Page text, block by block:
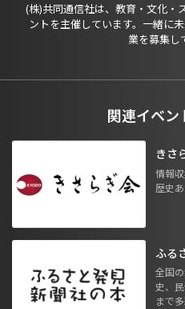
(株)共同通信社は、教育・文化・
ントを主催しています。一緒に
業を募集し
関連イベン
きさ
情報
歴史
ふる
全国
史、
まで